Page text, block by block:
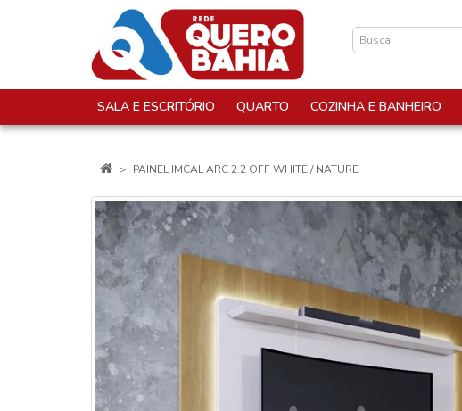
SALA E ESCRITÓRIO QUARTO COZINHA E BANHEIRO
PAINEL IMCAL ARC 2.2 OFF WHITE / NATURE